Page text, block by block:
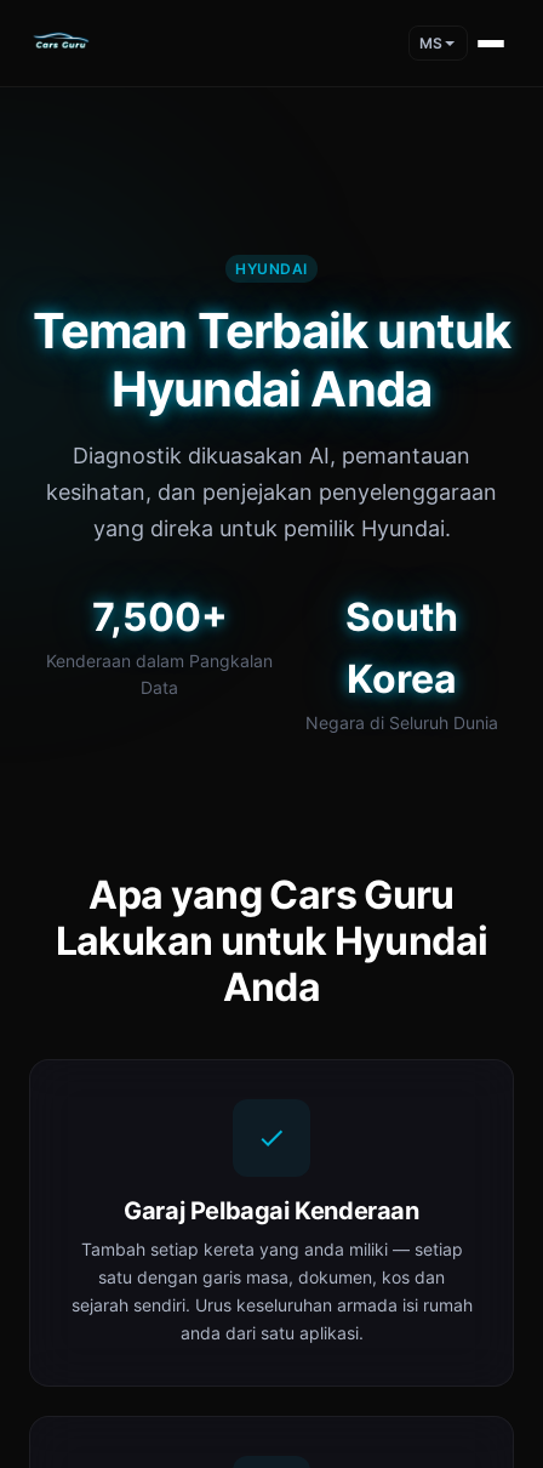
MS
HYUNDAI
Teman Terbaik untuk
Hyundai Anda
Diagnostik dikuasakan AI, pemantauan
kesihatan, dan penjejakan penyelenggaraan
yang direka untuk pemilik Hyundai.
7,500+
Kenderaan dalam Pangkalan
Data
South
Korea
Negara di Seluruh Dunia
Apa yang Cars Guru
Lakukan untuk Hyundai
Anda
Garaj Pelbagai Kenderaan
Tambah setiap kereta yang anda miliki — setiap
satu dengan garis masa, dokumen, kos dan
sejarah sendiri. Urus keseluruhan armada isi rumah
anda dari satu aplikasi.